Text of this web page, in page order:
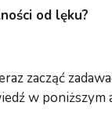
od lęku?
zacząć
w poniższym